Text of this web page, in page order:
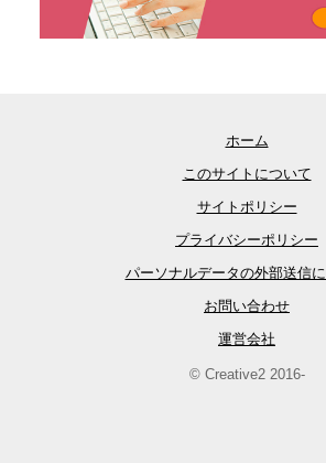
ホーム
このサイトについて
サイトポリシー
プライバシーポリシー
パーソナルデータの外部送信
お問い合わせ
運営会社
© Creative2 2016-